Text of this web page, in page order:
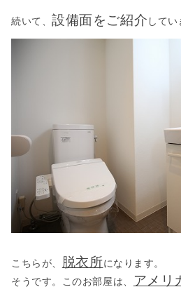
続いて、設備面をご紹介 してい
こちらが、 脱衣所になります。
そうです。このお部屋は、
アメリ